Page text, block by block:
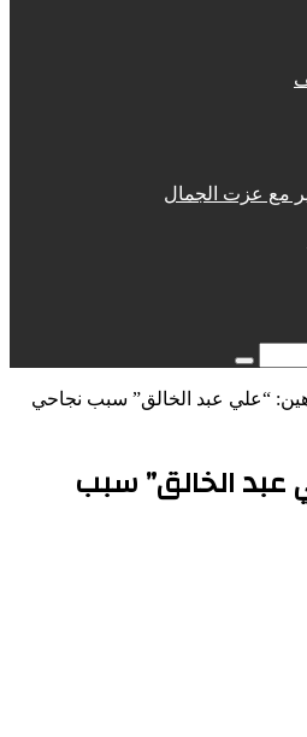
مع عزت الجمال
بحث
“علي عبد الخالق” سبب نجاحي
عبد الخالق” سبب